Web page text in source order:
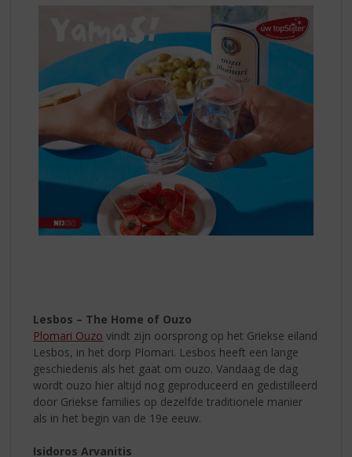
Lesbos – The Home of Ouzo
Plomari Ouzo vindt zijn oorsprong op het Griekse eiland
Lesbos, in het dorp Plomari. Lesbos heeft een lange
geschiedenis als het gaat om ouzo. Vandaag de dag
wordt ouzo hier altijd nog geproduceerd en gedistilleerd
door Griekse families op dezelfde traditionele manier
als in het begin van de 19e eeuw.
Isidoros Arvanitis